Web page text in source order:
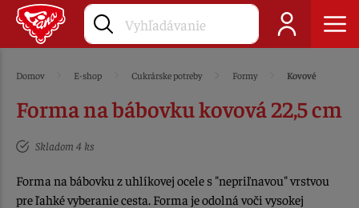
Domov E-shop Cukrárske potreby Formy Kovové
Forma na bábovku kovová 22,5 cm
Skladom 4 ks
Forma na bábovku z uhlíkovej ocele s "nepriľnavou" vrstvou
pre ľahké vyberanie cesta. Forma je odolná voči vysokej